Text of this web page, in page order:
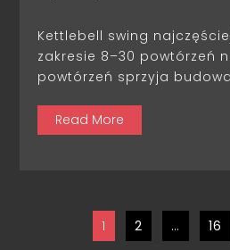
Kettlebell swing
zakresie 8–30 powtórzeń
powtórzeń sprzyja
Read More
1 2 … 16